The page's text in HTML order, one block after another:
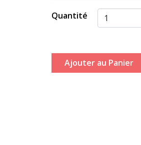
Quantité
Ajouter au Panier